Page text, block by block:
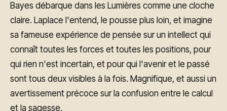
Bayes débarque dans les Lumières comme une cloche
claire. Laplace l'entend, le pousse plus loin, et imagine
sa fameuse expérience de pensée sur un intellect qui
connaît toutes les forces et toutes les positions, pour
qui rien n'est incertain, et pour qui l'avenir et le passé
sont tous deux visibles à la fois. Magnifique, et aussi un
avertissement précoce sur la confusion entre le calcul
et la sagesse.